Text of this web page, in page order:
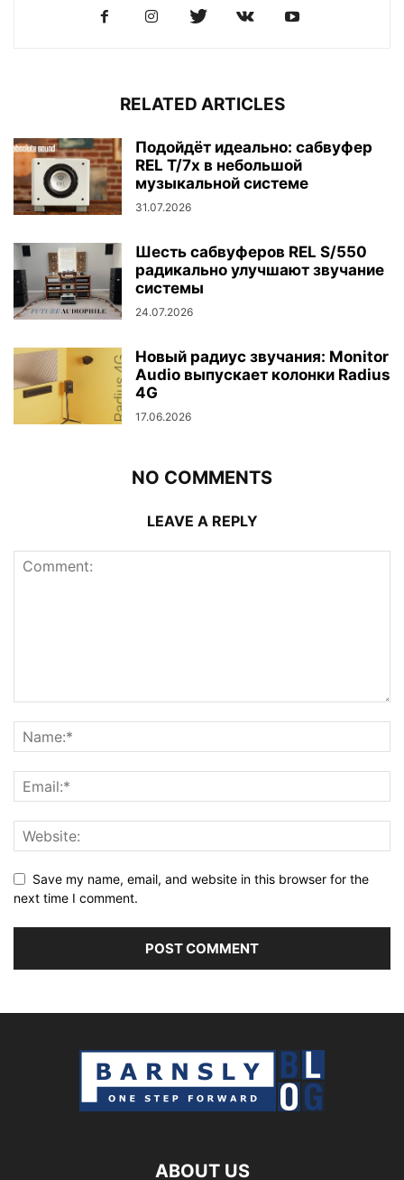
RELATED ARTICLES
Подойдёт идеально: сабвуфер
REL T/7x в небольшой
музыкальной системе
31.07.2026
Шесть сабвуферов REL S/550
радикально улучшают звучание
системы
24.07.2026
Новый радиус звучания: Monitor
Audio выпускает колонки Radius
4G
17.06.2026
NO COMMENTS
LEAVE A REPLY
Save my name, email, and website in this browser for the
next time I comment.
ABOUT US